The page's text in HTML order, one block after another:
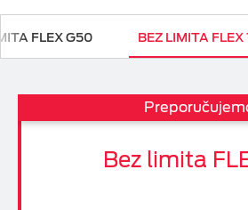
FLEX G50 BEZ LIMITA FLEX
Bez limita